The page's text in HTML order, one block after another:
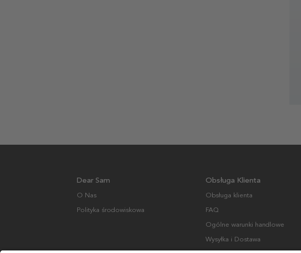
Dear Sam
O Nas
Polityka środowiskowa
Obsługa Klienta
Obsługa klienta
FAQ
Ogólne warunki handlowe
Wysyłka i Dostawa